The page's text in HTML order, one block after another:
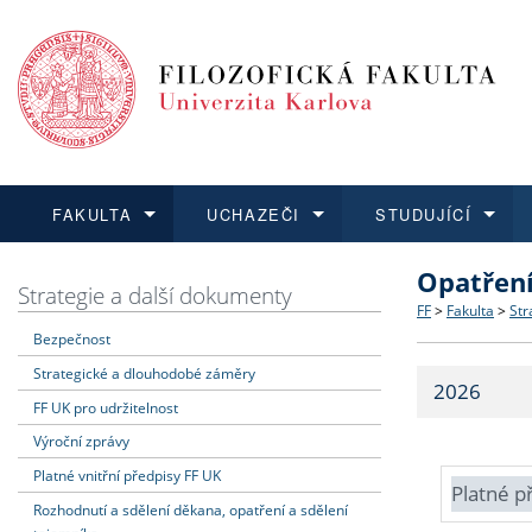
FAKULTA
Dozvědět se více
Struktura
Strategie
Fakultní
UCHAZEČI
Podat přihlášku
Co
Učitelské
STUDUJÍCÍ
Dozvědět se více
Dozvědět se více
O vědě a
Dozvědět se více
Aktuální
Strategie a další dokumenty
Bezpečnost
Strategické a dlouhodobé záměry
FF UK pro udržitelnost
Výroční zprávy
Platné vnitřní předpisy FF UK
Rozhodnutí a sdělení děkana, opatření a sdělení
FF > Fakulta >
2026
Platné